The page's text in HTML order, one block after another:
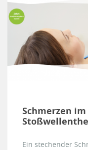
Schmerzen
Ein stechender